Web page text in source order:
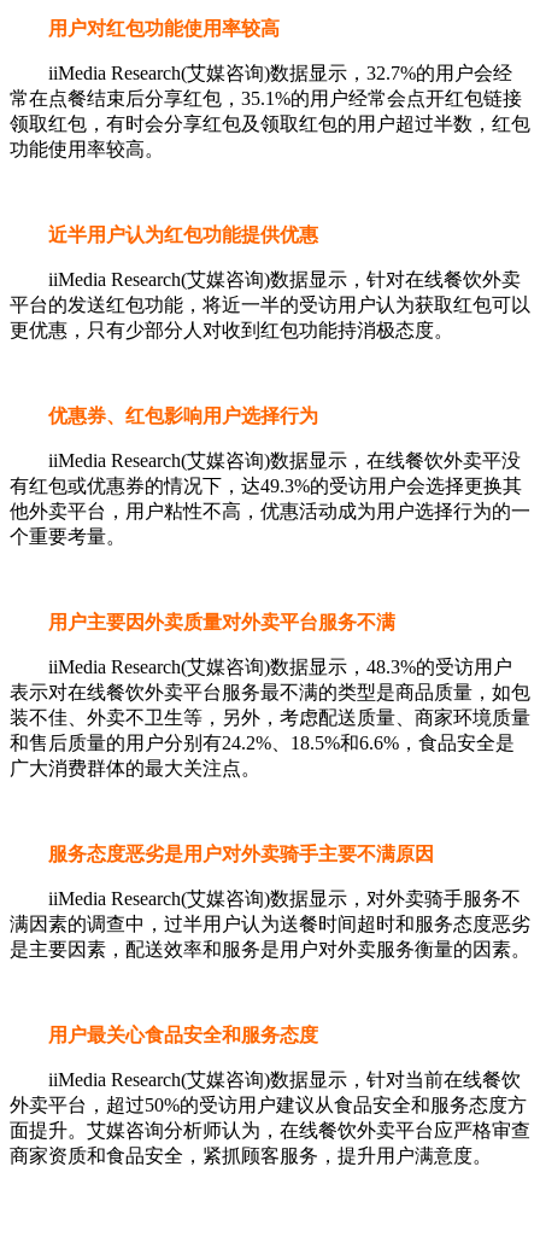
用户对红包功能使用率较高
iiMedia Research(艾媒咨询)数据显示，32.7%的用户会经
常在点餐结束后分享红包，35.1%的用户经常会点开红包链接
领取红包，有时会分享红包及领取红包的用户超过半数，红包
功能使用率较高。
近半用户认为红包功能提供优惠
iiMedia Research(艾媒咨询)数据显示，针对在线餐饮外卖
平台的发送红包功能，将近一半的受访用户认为获取红包可以
更优惠，只有少部分人对收到红包功能持消极态度。
优惠券、红包影响用户选择行为
iiMedia Research(艾媒咨询)数据显示，在线餐饮外卖平没
有红包或优惠券的情况下，达49.3%的受访用户会选择更换其
他外卖平台，用户粘性不高，优惠活动成为用户选择行为的一
个重要考量。
用户主要因外卖质量对外卖平台服务不满
iiMedia Research(艾媒咨询)数据显示，48.3%的受访用户
表示对在线餐饮外卖平台服务最不满的类型是商品质量，如包
装不佳、外卖不卫生等，另外，考虑配送质量、商家环境质量
和售后质量的用户分别有24.2%、18.5%和6.6%，食品安全是
广大消费群体的最大关注点。
服务态度恶劣是用户对外卖骑手主要不满原因
iiMedia Research(艾媒咨询)数据显示，对外卖骑手服务不
满因素的调查中，过半用户认为送餐时间超时和服务态度恶劣
是主要因素，配送效率和服务是用户对外卖服务衡量的因素。
用户最关心食品安全和服务态度
iiMedia Research(艾媒咨询)数据显示，针对当前在线餐饮
外卖平台，超过50%的受访用户建议从食品安全和服务态度方
面提升。艾媒咨询分析师认为，在线餐饮外卖平台应严格审查
商家资质和食品安全，紧抓顾客服务，提升用户满意度。